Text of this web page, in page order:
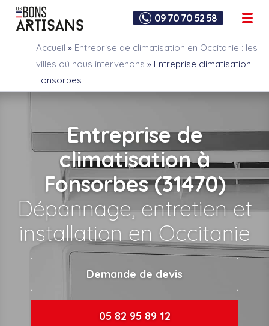
09 70 70 52 58
Accueil » Entreprise de climatisation en Occitanie : les
villes où nous intervenons » Entreprise climatisation
Fonsorbes
Entreprise de
climatisation à
Fonsorbes (31470)
Dépannage, entretien et
installation en Occitanie
Demande de devis
05 82 95 89 12